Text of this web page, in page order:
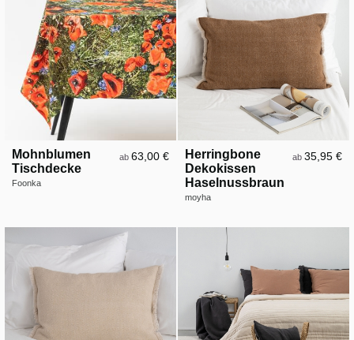
Mohnblumen
Tischdecke
Foonka
ab63,00 €
Herringbone
Dekokissen
Haselnussbraun
moyha
ab 35,95 €